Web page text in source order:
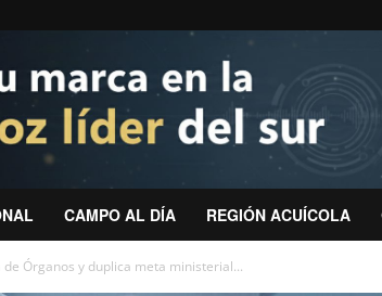
CAMPO AL DÍA REGIÓN ACUÍCOLA
Órganos y duplica meta ministerial...